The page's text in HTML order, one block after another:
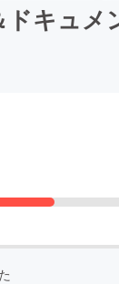
ドキュメ